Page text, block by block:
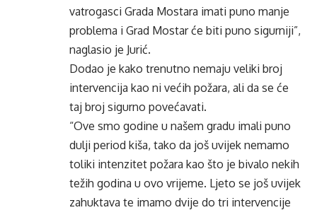
vatrogasci Grada Mostara imati puno manje
problema i Grad Mostar će biti puno sigurniji”,
naglasio je Jurić.
Dodao je kako trenutno nemaju veliki broj
intervencija kao ni većih požara, ali da se će
taj broj sigurno povećavati.
“Ove smo godine u našem gradu imali puno
dulji period kiša, tako da još uvijek nemamo
toliki intenzitet požara kao što je bivalo nekih
težih godina u ovo vrijeme. Ljeto se još uvijek
zahuktava te imamo dvije do tri intervencije